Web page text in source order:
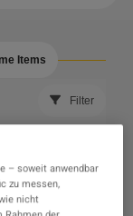
Items
Filter
gefunden,
– soweit anwendbar
zu messen,
nicht